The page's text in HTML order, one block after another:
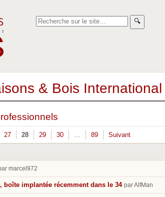
🔍︎
& Bois International
27 28 29 30 … 89 Suivant
marcel972
boîte implantée récemment dans le 34 par AlfMan